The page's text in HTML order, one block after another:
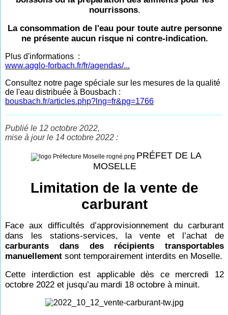
nourrissons.
La consommation de l'eau pour toute autre personne
ne présente aucun risque ni contre-indication.
Plus d'informations :
www.agglo-forbach.fr/fr/agendas/...
Consultez notre page spéciale sur les mesures de la qualité
de l'eau distribuée à Bousbach :
bousbach.fr/articles.php?lng=fr&pg=1766
Publié le 12 octobre 2022,
mise à jour le 14 octobre 2022 :
PRÉFET DE LA
MOSELLE
Limitation de la vente de
carburant
Face aux difficultés d’approvisionnement du carburant
dans les stations-services, la vente et l’achat de
carburants dans des récipients transportables
manuellementsont temporairement interdits en Moselle.
Cette interdiction est applicable dès ce mercredi 12
octobre 2022 et jusqu’au mardi 18 octobre à minuit.